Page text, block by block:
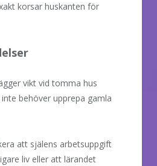
korsar huskanten för
vikt vid tomma hus
behöver upprepa gamla
att själens arbetsuppgift
liv eller att lärandet